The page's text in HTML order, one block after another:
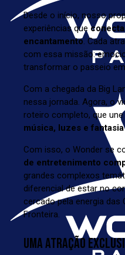
Desde o início, nosso
experiências que
encantamento. Cada
com essa missão:
transformar o passeio
Com a chegada da Big
nessa jornada. Agora, o
roteiro completo, que une
música, luzes e fantasia
Com isso, o Wonder se
de entretenimento
grandes complexos
diferencial de estar no
cercado pela energia das
Fronteira.
UMA ATRAÇÃO